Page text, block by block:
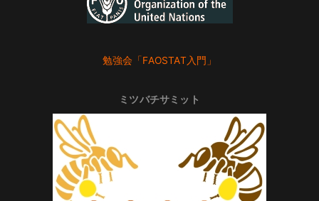
勉強会「FAOSTAT入門」
ミツバチサミット